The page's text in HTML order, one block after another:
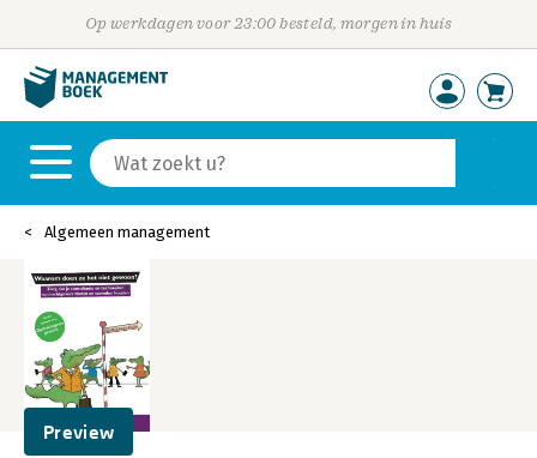
Op werkdagen voor 23:00 besteld, morgen in huis
Algemeen management
Preview